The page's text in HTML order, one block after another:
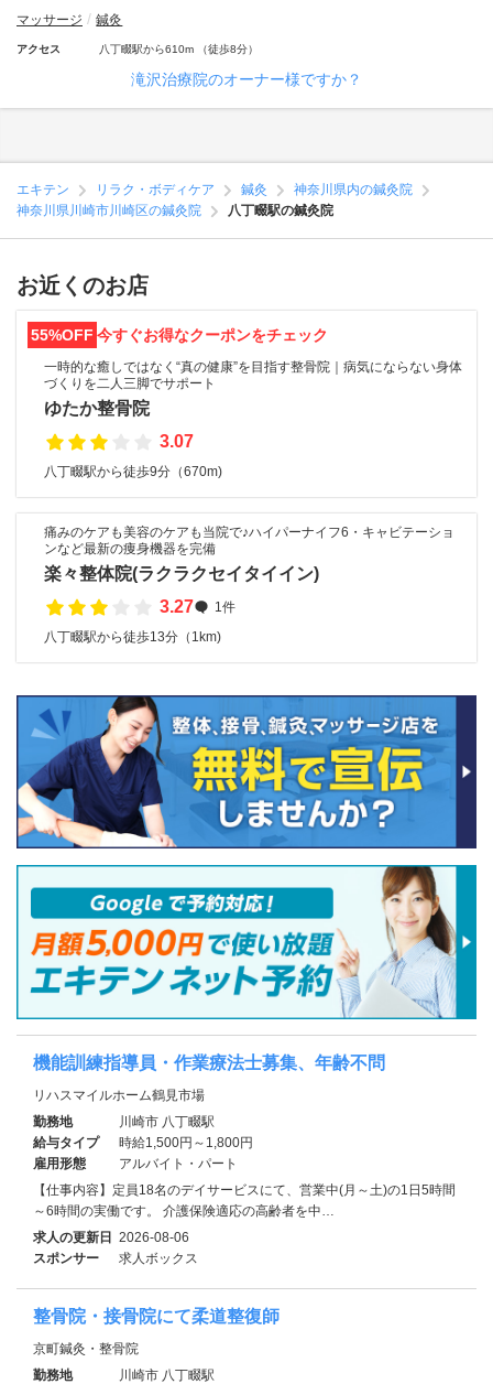
マッサージ 鍼灸
アクセス 八丁畷駅から610m （徒歩8分）
滝沢治療院のオーナー様ですか？
エキテン リラク・ボディケア 鍼灸
神奈川県内の鍼灸院
神奈川県川崎市川崎区の鍼灸院
八丁畷駅の鍼灸院
お近くのお店
55%OFF 今すぐお得なクーポンをチェック
一時的な癒しではなく“真の健康”を目指す整骨院｜病気にならない身体
づくりを二人三脚でサポート
ゆたか整骨院
3.07
八丁畷駅から徒歩9分（670m)
痛みのケアも美容のケアも当院で♪ハイパーナイフ6・キャビテーショ
ンなど最新の痩身機器を完備
楽々整体院(ラクラクセイタイイン)
3.27
1件
八丁畷駅から徒歩13分（1km)
機能訓練指導員・作業療法士募集、年齢不問
リハスマイルホーム鶴見市場
勤務地
川崎市 八丁畷駅
給与タイプ
時給1,500円～1,800円
雇用形態
アルバイト・パート
【仕事内容】定員18名のデイサービスにて、営業中(月～土)の1日5時間
～6時間の実働です。 介護保険適応の高齢者を中…
求人の更新日 2026-08-06
スポンサー
求人ボックス
整骨院・接骨院にて柔道整復師
京町鍼灸・整骨院
勤務地
川崎市 八丁畷駅